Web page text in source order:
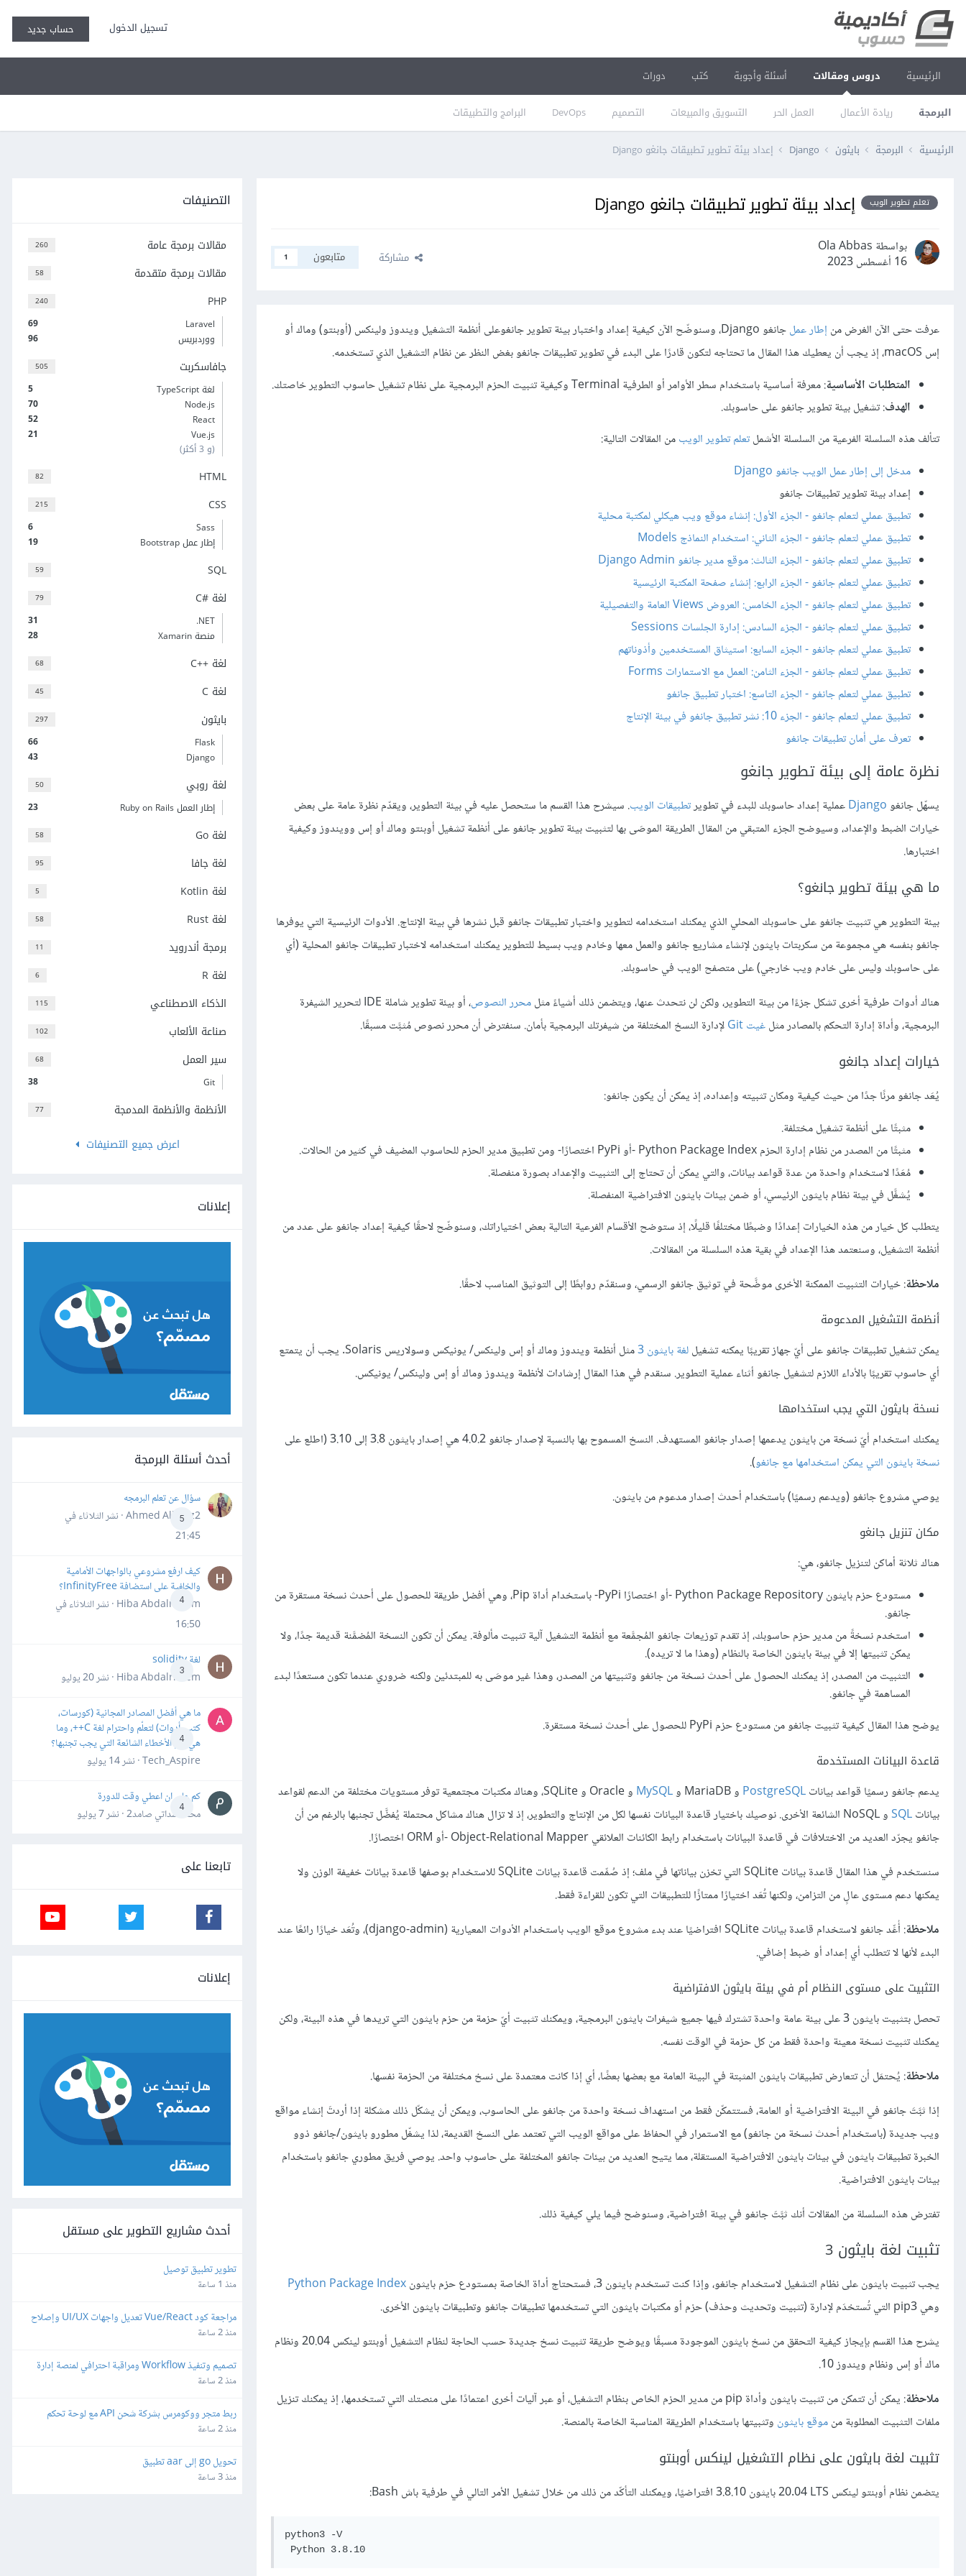
تسجيل الدخول حساب جديد
الرئيسية دروس ومقالات
البرمجة ريادة الأعمال العمل الحر التسويق والمبيعات التصميم DevOps البرامج والتطبيقات
أسئلة وأجوبة كتب دورات
الرئيسية البرمجة بايثون Django إعداد بيئة تطوير تطبيقات جانغو Django
تعلم تطوير الويب إعداد بيئة تطوير تطبيقات جانغو Django
بواسطة Ola Abbas
16 أغسطس 2023
مشاركة متابعون 1
عرفت حتى الآن الغرض من إطار عملجانغو Django
، وسنوضّح الآن كيفية إعداد واختبار بيئة تطوير جانغوعلى أنظمة التشغيل ويندوز ولينكس (أوبنتو) وماك أو
إس macOS، إذ يجب أن يعطيك هذا المقال ما تحتاجه لتكون قادرًا على البدء في تطوير تطبيقات جانغو بغض النظر عن نظام التشغيل الذي تستخدمه.
المتطلبات الأساسية: معرفة أساسية باستخدام سطر الأوامر أو الطرفية Terminal وكيفية تثبيت الحزم البرمجية على نظام تشغيل حاسوب التطوير خاصتك.
الهدف: تشغيل بيئة تطوير جانغو على حاسوبك.
تتألف هذه السلسلة الفرعية من السلسلة الأشملتعلم تطوير الويبمن المقالات التالية:
مدخل إلى إطار عمل الويب جانغو Django
إعداد بيئة تطوير تطبيقات جانغو
تطبيق عملي لتعلم جانغو - الجزء الأول: إنشاء موقع ويب هيكلي لمكتبة محلية
تطبيق عملي لتعلم جانغو - الجزء الثاني: استخدام النماذج Models
تطبيق عملي لتعلم جانغو - الجزء الثالث: موقع مدير جانغو Django Admin
تطبيق عملي لتعلم جانغو - الجزء الرابع: إنشاء صفحة المكتبة الرئيسية
تطبيق عملي لتعلم جانغو - الجزء الخامس: العروض Views العامة والتفصيلية
تطبيق عملي لتعلم جانغو - الجزء السادس: إدارة الجلسات Sessions
تطبيق عملي لتعلم جانغو - الجزء السابع: استيثاق المستخدمين وأذوناتهم
تطبيق عملي لتعلم جانغو - الجزء الثامن: العمل مع الاستمارات Forms
تطبيق عملي لتعلم جانغو - الجزء التاسع: اختبار تطبيق جانغو
تطبيق عملي لتعلم جانغو - الجزء 10: نشر تطبيق جانغو في بيئة الإنتاج
تعرف على أمان تطبيقات جانغو
نظرة عامة إلى بيئة تطوير جانغو
يسهّل جانغوDjangoعملية إعداد حاسوبك للبدء في تطويرتطبيقات الويب. سيشرح هذا القسم ما ستحصل عليه في بيئة التطوير، ويقدّم نظرة عامة على بعض
خيارات الضبط والإعداد، وسيوضح الجزء المتبقي من المقال الطريقة الموصَى بها لتثبيت بيئة تطوير جانغو على أنظمة تشغيل أوبنتو وماك أو إس وويندوز وكيفية
اختبارها.
ما هي بيئة تطوير جانغو؟
بيئة التطوير هي تثبيت جانغو على حاسوبك المحلي الذي يمكنك استخدامه لتطوير واختبار تطبيقات جانغو قبل نشرها في بيئة الإنتاج. الأدوات الرئيسية التي يوفرها
جانغو بنفسه هي مجموعة من سكربتات بايثون لإنشاء مشاريع جانغو والعمل معها وخادم ويب بسيط للتطوير يمكنك استخدامه لاختبار تطبيقات جانغو المحلية (أي
على حاسوبك وليس على خادم ويب خارجي) على متصفح الويب في حاسوبك.
هناك أدوات طرفية أخرى تشكل جزءًا من بيئة التطوير، ولكن لن نتحدث عنها، ويتضمن ذلك أشياءً مثلمحرر النصوص
، أو بيئة تطوير شاملة IDE لتحرير الشيفرة
البرمجية، وأداة إدارة التحكم بالمصادر مثلغيت Git لإدارة النسخ المختلفة من شيفرتك البرمجية بأمان. سنفترض أن محرر نصوص مُثبَّت مسبقًا.
خيارات إعداد جانغو
يُعَد جانغو مرنًا جدًا من حيث كيفية ومكان تثبيته وإعداده، إذ يمكن أن يكون جانغو:
مثبتًا على أنظمة تشغيل مختلفة.
مثبتًا من المصدر من نظام إدارة الحزم Python Package Index -أو PyPi اختصارًا- ومن تطبيق مدير الحزم للحاسوب المضيف في كثير من الحالات.
مُعَدًا لاستخدام واحدة من عدة قواعد بيانات، والتي يمكن أن تحتاج إلى التثبيت والإعداد بصورة منفصلة.
يُشغَّل في بيئة نظام بايثون الرئيسي، أو ضمن بيئات بايثون الافتراضية المنفصلة.
يتطلب كل خيار من هذه الخيارات إعدادًا وضبطًا مختلفًا قليلًا، إذ ستوضح الأقسام الفرعية التالية بعض اختياراتك، وسنوضّح لاحقًا كيفية إعداد جانغو على عدد من
أنظمة التشغيل، وسنعتمد هذا الإعداد في بقية هذه السلسلة من المقالات.
ملاحظة: خيارات التثبيت الممكنة الأخرى موضَّحة في توثيق جانغو الرسمي، وسنقدّم روابطًا إلى التوثيق المناسب لاحقًا.
أنظمة التشغيل المدعومة
يمكن تشغيل تطبيقات جانغو على أيّ جهاز تقريبًا يمكنه تشغيللغة بايثون 3
مثل أنظمة ويندوز وماك أو إس ولينكس/ يونيكس وسولاريس Solaris. يجب أن يتمتع
أي حاسوب تقريبًا بالأداء اللازم لتشغيل جانغو أثناء عملية التطوير. سنقدم في هذا المقال إرشادات لأنظمة ويندوز وماك أو إس ولينكس/ يونيكس.
نسخة بايثون التي يجب استخدامها
يمكنك استخدام أيّ نسخة من بايثون يدعمها إصدار جانغو المستهدف. النسخ المسموح بها بالنسبة لإصدار جانغو 4.0.2 هي إصدار بايثون 3.8 إلى 3.10 (اطلع على
نسخة بايثون التي يمكن استخدامها مع جانغو).
يوصي مشروع جانغو (ويدعم رسميًا) باستخدام أحدث إصدار مدعوم من بايثون.
مكان تنزيل جانغو
هناك ثلاثة أماكن لتنزيل جانغو، هي:
مستودع حزم بايثون Python Package Repository -أو اختصارًا PyPi- باستخدام أداة Pip، وهي أفضل طريقة للحصول على أحدث نسخة مستقرة من
جانغو.
استخدم نسخةً من مدير حزم حاسوبك، إذ تقدم توزيعات جانغو المُجمَّعة مع أنظمة التشغيل آلية تثبيت مألوفة. يمكن أن تكون النسخة المُضمَّنة قديمة جدًا، ولا
يمكن تثبيتها إلا في بيئة بايثون الخاصة بالنظام (وهذا ما لا تريده).
التثبيت من المصدر، إذ يمكنك الحصول على أحدث نسخة من جانغو وتثبيتها من المصدر، وهذا غير موصَى به للمبتدئين ولكنه ضروري عندما تكون مستعدًا لبدء
المساهمة في جانغو.
يوضح هذا المقال كيفية تثبيت جانغو من مستودع حزم PyPi للحصول على أحدث نسخة مستقرة.
قاعدة البيانات المستخدمة
يدعم جانغو رسميًا قواعد بياناتPostgreSQL و MariaDB و MySQL
و Oracle و SQLite، وهناك مكتبات مجتمعية توفر مستويات مختلفة من الدعم لقواعد
بياناتSQL
و NoSQL الشائعة الأخرى. نوصيك باختيار قاعدة البيانات نفسها لكل من الإنتاج والتطوير، إذ لا تزال هناك مشاكل محتملة يُفضَّل تجنبها بالرغم من أن
جانغو يجرّد العديد من الاختلافات في قاعدة البيانات باستخدام رابط الكائنات العلائقي Object-Relational Mapper -أو ORM اختصارًا.
سنستخدم في هذا المقال قاعدة بيانات SQLite التي تخزن بياناتها في ملف؛ إذ صُمِّمت قاعدة بيانات SQLite للاستخدام بوصفها قاعدة بيانات خفيفة الوزن ولا
يمكنها دعم مستوى عالٍ من التزامن، ولكنها تُعَد اختيارًا ممتازًا للتطبيقات التي تكون للقراءة فقط.
ملاحظة
: أُعِّد جانغو لاستخدام قاعدة بيانات SQLite افتراضيًا عند بدء مشروع موقع الويب باستخدام الأدوات المعيارية (django-admin)، وتُعَد خيارًا رائعًا عند
البدء لأنها لا تتطلب أي إعداد أو ضبط إضافي.
التثبيت على مستوى النظام أم في بيئة بايثون الافتراضية
تحصل بتثبيت بايثون 3 على بيئة عامة واحدة تشترك فيها جميع شيفرات بايثون البرمجية، ويمكنك تثبيت أيّ حزمة من حزم بايثون التي تريدها في هذه البيئة، ولكن
يمكنك تثبيت نسخة معينة واحدة فقط من كل حزمة في الوقت نفسه.
ملاحظة: يُحتمَل أن تتعارض تطبيقات بايثون المثبتة في البيئة العامة مع بعضها بعضًا، أي إذا كانت معتمدة على نسخ مختلفة من الحزمة نفسها.
إذا ثبَّتَ جانغو في البيئة الافتراضية أو العامة، فستتمكّن فقط من استهداف نسخة واحدة من جانغو على الحاسوب، ويمكن أن يشكّل ذلك مشكلة إذا أردتَ إنشاء مواقع
ويب جديدة (باستخدام أحدث نسخة من جانغو) مع الاستمرار في الحفاظ على مواقع الويب التي تعتمد على النسخ القديمة، لذا يشغّل مطورو بايثون/جانغو ذوو
الخبرة تطبيقات بايثون في بيئات بايثون الافتراضية المستقلة، مما يتيح العديد من بيئات جانغو المختلفة على حاسوب واحد. يوصي فريق مطوري جانغو باستخدام
بيئات بايثون الافتراضية.
تفترض هذه السلسلة من المقالات أنك ثبَّتَ جانغو في بيئة افتراضية، وسنوضح فيما يلي كيفية ذلك.
تثبيت لغة بايثون 3
يجب تثبيت بايثون على نظام التشغيل لاستخدام جانغو، وإذا كنت تستخدم بايثون 3، فستحتاج أداة الخاصة بمستودع حزم بايثون
Python Package Index
وهي pip3 التي تُستخدَم لإدارة (تثبيت وتحديث وحذف) حزم أو مكتبات بايثون التي تستخدمها تطبيقات جانغو وتطبيقات بايثون الأخرى.
يشرح هذا القسم بإيجاز كيفية التحقق من نسخ بايثون الموجودة مسبقًا ويوضح طريقة تثبيت نسخ جديدة حسب الحاجة لنظام التشغيل أوبنتو لينكس 20.04 ونظام
ماك أو إس ونظام ويندوز 10.
ملاحظة
: يمكن أن تتمكن من تثبيت بايثون وأداة pip من مدير الحزم الخاص بنظام التشغيل، أو عبر آليات أخرى اعتمادًا على منصتك التي تستخدمها، إذ يمكنك تنزيل
ملفات التثبيت المطلوبة منموقع بايثون وتثبيتها باستخدام الطريقة المناسبة الخاصة بالمنصة.
تثبيت لغة بايثون على نظام التشغيل لينكس أوبنتو
يتضمن نظام أوبنتو لينكس LTS‏ 20.04 بايثون 3.8.10 افتراضيًا، ويمكنك التأكّد من ذلك من خلال تشغيل الأمر التالي في طرفية باش Bash:
python3 -V
التصنيفات
260 مقالات برمجة عامة
58 مقالات برمجة متقدمة
240 PHP
69
Laravel
96
ووردبريس
505 جافاسكربت
5
لغة TypeScript
70
Node.js
52
React
21
Vue.js
(و 3 أكثر)
82 HTML
215 CSS
6
Sass
19
إطار عمل Bootstrap
59 SQL
79 لغة C#‎
31
‎.NET
28
منصة Xamarin
68 لغة C++‎
45 لغة C
297 بايثون
66
Flask
43
Django
50 لغة روبي
23 إطار العمل Ruby on Rails
58 لغة Go
95 لغة جافا
5 لغة Kotlin
58 لغة Rust
11 برمجة أندرويد
6 لغة R
115 الذكاء الاصطناعي
102 صناعة الألعاب
68 سير العمل
38 Git
77
الأنظمة والأنظمة المدمجة
اعرض جميع التصنيفات
إعلانات
أحدث أسئلة البرمجة
5
سؤال عن تعلم البرمجه
Ahmed Alhafiz2 · نشر
الثلاثاء في
21:45
4
كيف ارفع مشروعي بالواجهات الأمامية
والخلفية على استضافة InfinityFree؟
Hiba Abdalrheem · نشر
الثلاثاء في
16:50
3
لغة solidity
Hiba Abdalrheem · نشر
20 يوليو
4
ما هي أفضل المصادر المجانية (كورسات،
كتب، أدوات) لتعلّم واحترام لغة C++، وما
هي أهم الأخطاء الشائعة التي يجب تجنبها؟
Tech_Aspire · نشر
14 يوليو
4
كم علي ان اعطي وقت للدورة
محمد سداتي صامد2 · نشر
7 يوليو
تابعنا على
إعلانات
أحدث مشاريع التطوير على مستقل
تطوير تطبيق توصيل
منذ 1 ساعة
ثغرات
منذ 2 ساعة
شبكات وميكروتك مبنية على Laravel/Radius
منذ 2 ساعة
مخصصة
منذ 2 ساعة
تحويل go إلى aar تطبيق
منذ 3 ساعة